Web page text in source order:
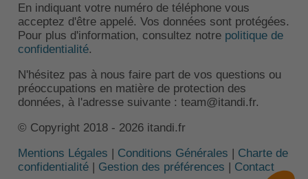
En indiquant votre numéro de téléphone vous
acceptez d'être appelé. Vos données sont protégées.
Pour plus d'information, consultez notre politique de
confidentialité.
N'hésitez pas à nous faire part de vos questions ou
préoccupations en matière de protection des
données, à l'adresse suivante : team@itandi.fr.
© Copyright 2018 - 2026 itandi.fr
Mentions Légales | Conditions Générales | Charte de
confidentialité| Gestion des préférences | Contact